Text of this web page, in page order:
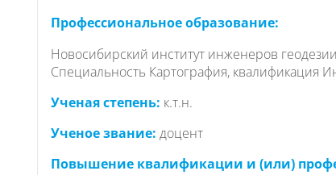
Профессиональное образование:
Новосибирский институт инженеров
Специальность Картография, квалификация
Ученая степень: к.т.н.
Ученое звание: доцент
Повышение квалификации и (или)